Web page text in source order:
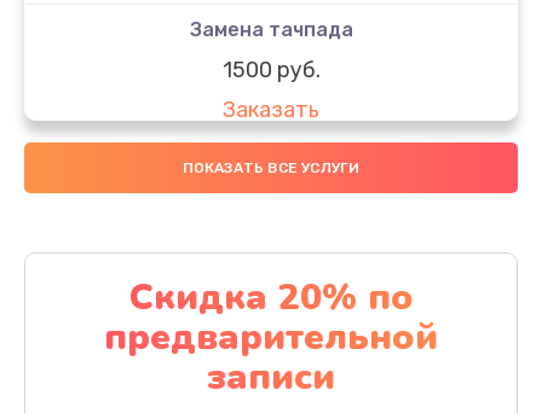
Замена тачпада
1500 руб.
Заказать
Замена южного моста
Заказать
Чистка от пыли
1060 руб.
Заказать
ПОКАЗАТЬ ВСЕ УСЛУГИ
Скидка 20% по
предварительной
записи